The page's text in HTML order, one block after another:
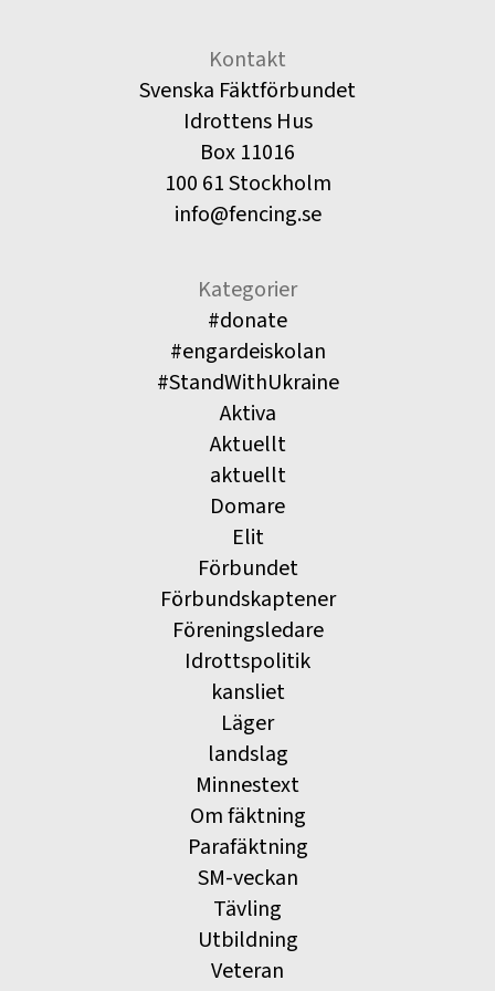
Kontakt
Svenska Fäktförbundet
Idrottens Hus
Box 11016
100 61 Stockholm
info@fencing.se
Kategorier
#donate
#engardeiskolan
#StandWithUkraine
Aktiva
Aktuellt
aktuellt
Domare
Elit
Förbundet
Förbundskaptener
Föreningsledare
Idrottspolitik
kansliet
Läger
landslag
Minnestext
Om fäktning
Parafäktning
SM-veckan
Tävling
Utbildning
Veteran